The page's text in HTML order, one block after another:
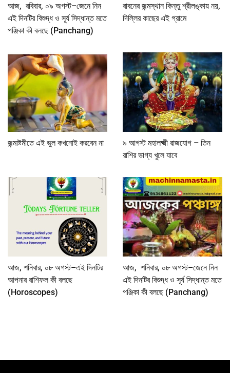
আজ, রবিবার, ০৯ অগস্ট–জেনে নিন
এই দিনটির বিশুদ্ধ ও সূর্য সিদ্ধান্ত মতে
পঞ্জিকা কী বলছে (Panchang)
রাবনের জন্মস্থান কিন্তু শ্রীলঙ্কায় নয়,
দিল্লির কাছের এই গ্রামে
জন্মাষ্টমীতে এই ভুল কখনোই করবেন না
৯ আগস্ট মহালক্ষ্মী রাজযোগ – তিন
রাশির ভাগ্য খুলে যাবে
আজ, শনিবার, ০৮ অগস্ট–এই দিনটির
আপনার রাশিফল কী বলছে
(Horoscopes)
আজ, শনিবার, ০৮ অগস্ট–জেনে নিন
এই দিনটির বিশুদ্ধ ও সূর্য সিদ্ধান্ত মতে
পঞ্জিকা কী বলছে (Panchang)